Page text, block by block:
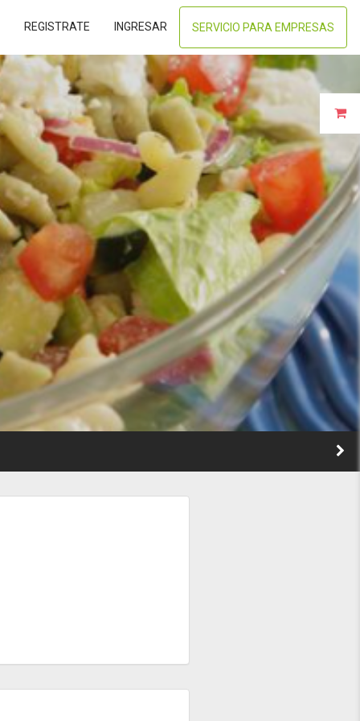
REGISTRATE INGRESAR SERVICIO PARA EMPRESAS